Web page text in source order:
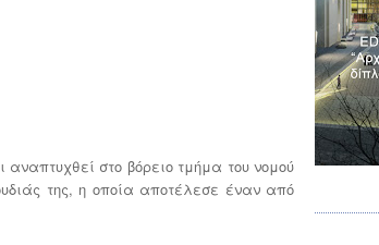
στο βόρειο τμήμα του νομού
της, η οποία αποτέλεσε έναν από